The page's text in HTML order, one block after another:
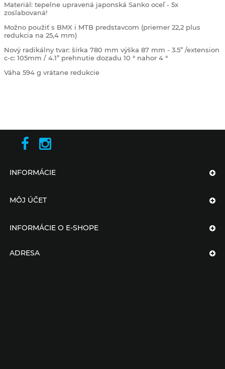
Materiál: tepelne upravená japonská Sanko oceľ - 5x
zoslabovaná!
Možno použiť s BMX i MTB predstavcom (priemer 22,2 plus
redukcia na 25,4 mm)
Nový radikálny tvar: šírka 780 mm výška 87 mm - 3.5” /extension
c-c: 105mm / 4.1” prehnutie dozadu 10 ° nahor 4 °
Váha 594 g vrátane redukcie
INFORMÁCIE
MÔJ ÚČET
INFORMÁCIE O E-SHOPE
ADRESA